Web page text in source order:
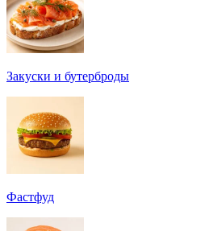
Закуски и бутерброды
Фастфуд